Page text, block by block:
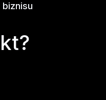
biznisu